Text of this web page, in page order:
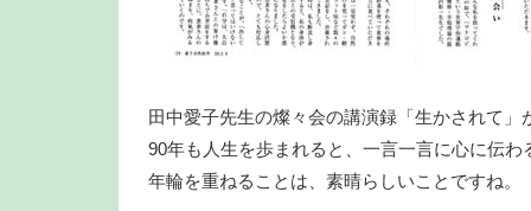
田中愛子先生の燦々会の講演録「生かされて」
90年も人生を歩まれると、一言一言に心に伝わ
年輪を重ねることは、素晴らしいことですね。